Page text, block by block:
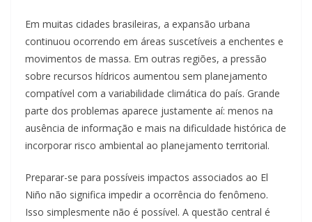
Em muitas cidades brasileiras, a expansão urbana
continuou ocorrendo em áreas suscetíveis a enchentes e
movimentos de massa. Em outras regiões, a pressão
sobre recursos hídricos aumentou sem planejamento
compatível com a variabilidade climática do país. Grande
parte dos problemas aparece justamente aí: menos na
ausência de informação e mais na dificuldade histórica de
incorporar risco ambiental ao planejamento territorial.
Preparar-se para possíveis impactos associados ao El
Niño não significa impedir a ocorrência do fenômeno.
Isso simplesmente não é possível. A questão central é